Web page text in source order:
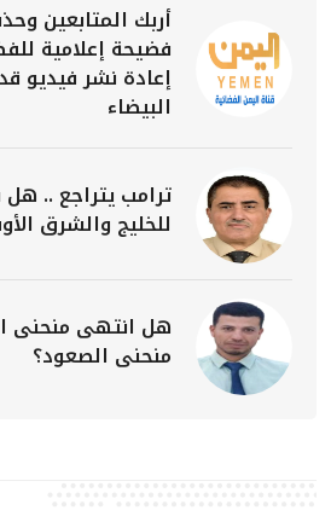
أربك المتابعين
فضيحة إعلامية
إعادة نشر فيديو
البيضاء
ترامب يتراجع ..
للخليج والشرق
هل انتهى منحنى
منحنى الصعود؟